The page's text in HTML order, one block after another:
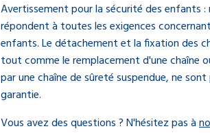
Avertissement pour la sécurité des enfants
répondent à toutes les exigences
enfants. Le détachement et la fixation des
tout comme le remplacement d'une chaîne
par une chaîne de sûreté suspendue, ne
garantie.
Vous avez des questions ? N'hésitez pas à